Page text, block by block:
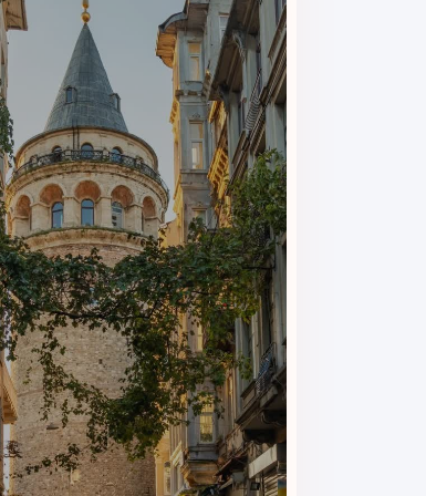
جکوزی
امکانی کاربردی برای آرامش عضلات و
خدمات اسپا و ماساژ
این خدمات برای مسافرانی که به آرامش
پذیرش ۲۴ ساعته
پذیرش شبانه‌روزی باعث می‌شود مهمانان
اینترنت وای‌فای
دسترسی به اینترنت در اتاق‌ها و فضاهای
خدمات نگهداری چمدان
این امکان به مسافران اجازه می‌دهد قبل از